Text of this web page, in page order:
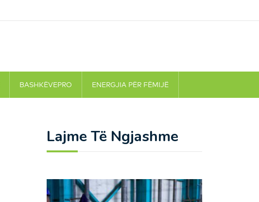
BASHKËVEPRO ENERGJIA PËR FËMIJË
Lajme Të Ngjashme